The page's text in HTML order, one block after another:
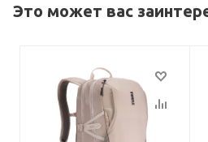
Это может вас